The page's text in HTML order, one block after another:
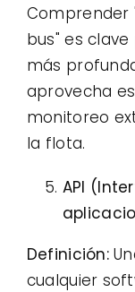
Comprender
bus" es
más
aprovecha
monitoreo
la flota.
API
Definición:
cualquier